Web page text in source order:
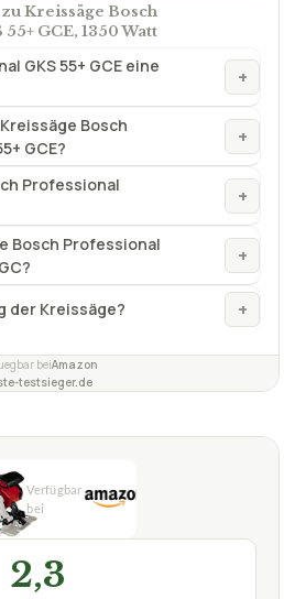
Kreissäge Bosch
GCE, 1350 Watt
GKS 55+ GCE eine
+
Bosch
GCE?
+
Professional
+
Bosch Professional
+
der Kreissäge? +
beiAmazon
testsieger.de
2,3